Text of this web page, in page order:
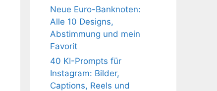
Neue Euro-Banknoten:
Alle 10 Designs,
Abstimmung und mein
Favorit
40 KI-Prompts für
Instagram: Bilder,
Captions, Reels und